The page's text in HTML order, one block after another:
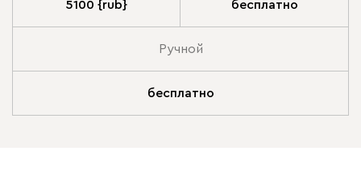
5100 {rub} бесплатно
Ручной
бесплатно